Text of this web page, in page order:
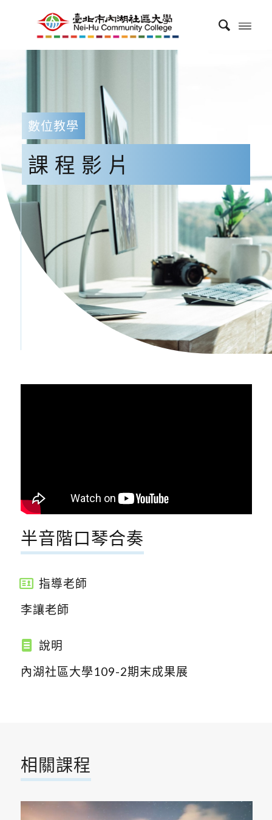
數位教學
課程影片
半音階口琴合奏
指導老師
李讓老師
說明
內湖社區大學109-2期末成果展
相關課程